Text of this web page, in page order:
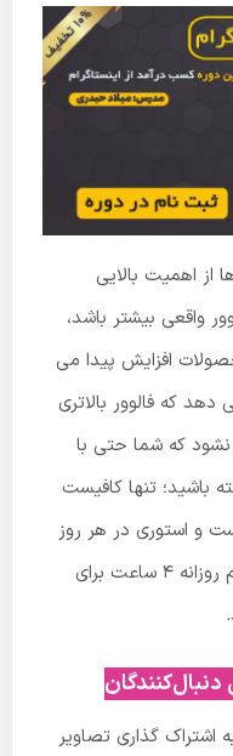
از اهمیت بالایی
واقعی بیشتر باشد،
افزایش پیدا می
دهد که فالوور بالاتری
نشود که شما حتی با
باشید؛ تنها کافیست
و استوری در هر روز
داشته باشید. شما نیاز دارید تا مداوم روزانه 4 ساعت برای
اشتراک گذاری تصاویر